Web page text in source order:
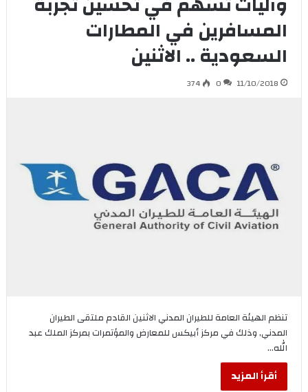
المسافرين في المطارات
السعودية .. الاثنين
11/10/2018
0
374
تنظم الهيئة العامة للطيران المدني الاثنين القادم ملتقى الطيران
المدني, وذلك في مركز أبيكس للمعارض والمؤتمرات بمركز الملك عبد
الله…
أقرأ المزيد